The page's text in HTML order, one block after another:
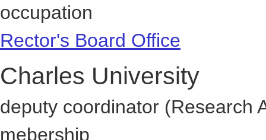
occupation
Rector's Board Office
Charles University
deputy coordinator (Research
mebership